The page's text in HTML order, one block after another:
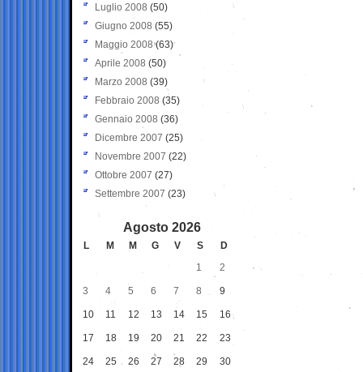
Luglio 2008 (50)
Giugno 2008 (55)
Maggio 2008(63)
Aprile 2008 (50)
Marzo 2008 (39)
Febbraio 2008 (35)
Gennaio 2008 (36)
Dicembre 2007 (25)
Novembre 2007 (22)
Ottobre 2007 (27)
Settembre 2007 (23)
Agosto 2026
L M M G V S
D
1
2
3 4 5 6 7 8 9
10 11 12 13 14 15 16
17 18 19 20 21 22 23
24 25 26 27 28 29 30